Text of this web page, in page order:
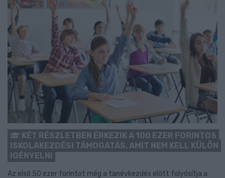
KÉT RÉSZLETBEN ÉRKEZIK A 100 EZER FORINTOS
ISKOLAKEZDÉSI TÁMOGATÁS, AMIT NEM KELL KÜLÖN
IGÉNYELNI
Az első 50 ezer forintot még a tanévkezdés előtt folyósítja a